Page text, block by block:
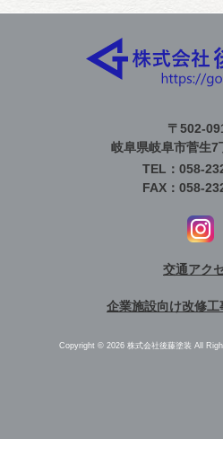
〒502-
岐阜県岐阜市菅生7
TEL：058-
FAX：058-
交通アク
企業施設向け改修工
Copyright © 2026 株式会社後藤塗装 All